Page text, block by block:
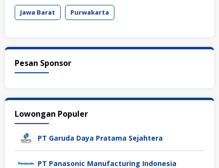
Jawa Barat Purwakarta
Pesan Sponsor
Lowongan Populer
PT Garuda Daya Pratama Sejahtera
PT Panasonic Manufacturing Indonesia